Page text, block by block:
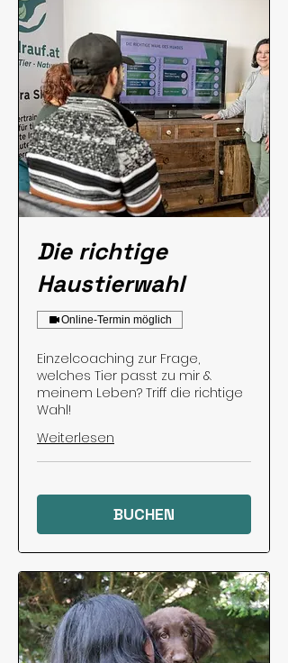
Die richtige
Haustierwahl
Online-Termin möglich
Einzelcoaching zur Frage,
welches Tier passt zu mir &
meinem Leben? Triff die richtige
Wahl!
Weiterlesen
BUCHEN